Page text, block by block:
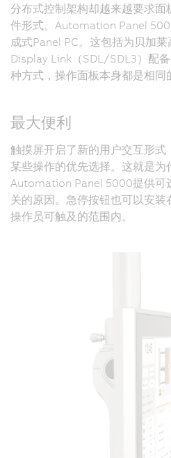
分布式控制架构却越来越要求面
件形式。Automation Panel
成式Panel PC。这包括为贝加
Display Link（SDL/SDL3）配
种方式，操作面板本身都是相同
最大便利
触摸屏开启了新的用户交互形
某些操作的优先选择。这就是为
Automation Panel 5000提供可
关的原因。急停按钮也可以安
操作员可触及的范围内。